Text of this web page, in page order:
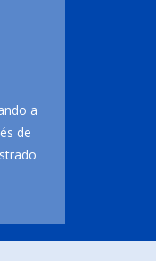
a
de